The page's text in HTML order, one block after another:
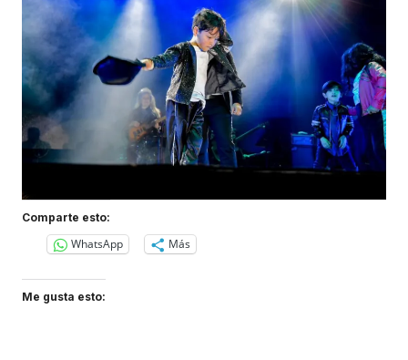
Comparte esto:
WhatsApp Más
Me gusta esto: